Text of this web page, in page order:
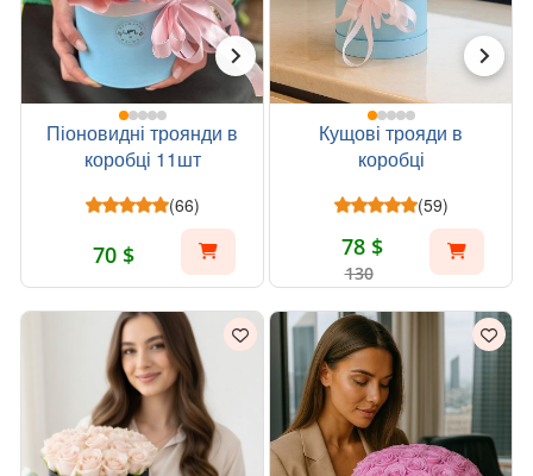
Піоновидні троянди в
коробці 11шт
(66)
70 $
Кущові трояди в
коробці
(59)
78 $
130